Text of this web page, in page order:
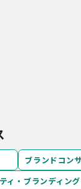
ブランドコン
ィ・ブランディング